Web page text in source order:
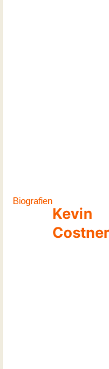
Biografien
Kevin
Costner